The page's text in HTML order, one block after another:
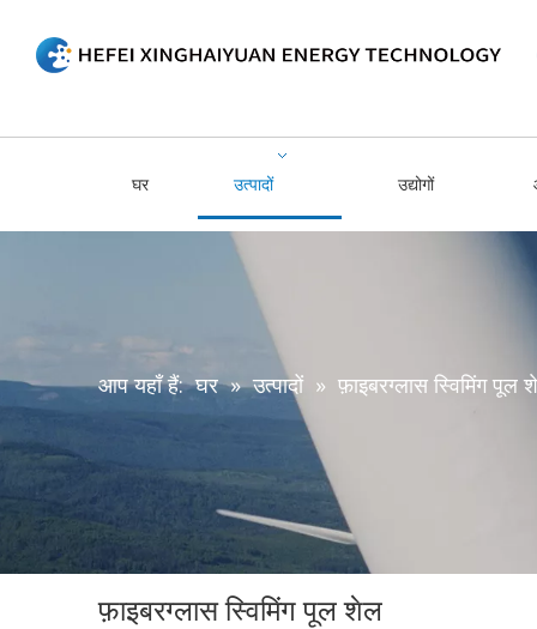
घर उत्पादों उद्योगों
आप यहाँ हैं: घर » उत्पादों » फ़ाइबरग्लास स्विमिंग पूल
फ़ाइबरग्लास स्विमिंग पूल शेल